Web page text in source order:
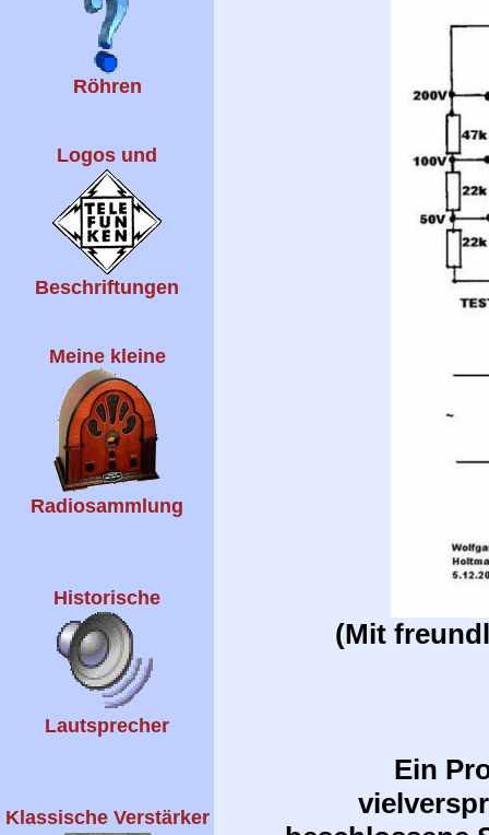
Röhren
Logos und
Beschriftungen
Meine kleine
Radiosammlung
Historische
Lautsprecher
Klassische Verstärker
(Mit
Ein